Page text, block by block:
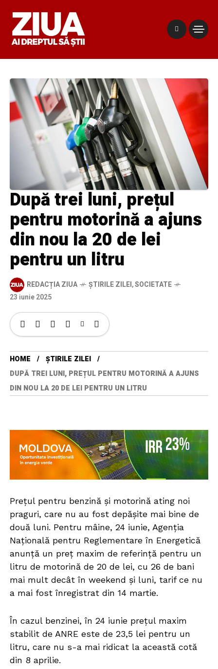
După trei luni, prețul
pentru motorină a ajuns
din nou la 20 de lei
pentru un litru
REDACȚIA ZIUA ȘTIRILE ZILEI,SOCIETATE
23 iunie 2025
HOME
ȘTIRILE ZILEI
DUPĂ TREI LUNI, PREȚUL PENTRU MOTORINĂ A AJUNS
DIN NOU LA 20 DE LEI PENTRU UN LITRU
Prețul pentru benzină și motorină ating noi
praguri, care nu au fost depășite mai bine de
două luni. Pentru mâine, 24 iunie, Agenția
Națională pentru Reglementare în Energetică
anunță un preț maxim de referință pentru un
litru de motorină de 20 de lei, cu 26 de bani
mai mult decât în weekend și luni, tarif ce nu
a mai fost înregistrat din 14 martie.
În cazul benzinei, în 24 iunie prețul maxim
stabilit de ANRE este de 23,5 lei pentru un
litru, care nu s-a mai ridicat la această cotă
din 8 aprilie.